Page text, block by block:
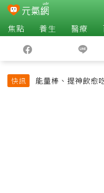
焦點 養生 醫療
快訊
能量棒、提神飲愈